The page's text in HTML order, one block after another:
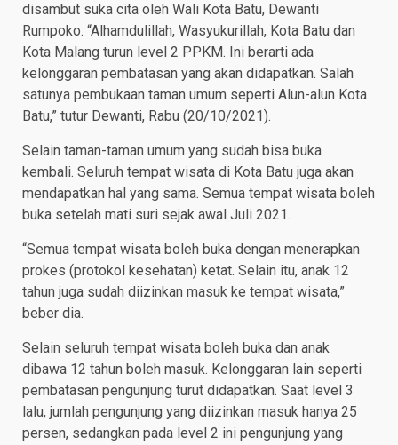
disambut suka cita oleh Wali Kota Batu, Dewanti
Rumpoko. “Alhamdulillah, Wasyukurillah, Kota Batu dan
Kota Malang turun level 2 PPKM. Ini berarti ada
kelonggaran pembatasan yang akan didapatkan. Salah
satunya pembukaan taman umum seperti Alun-alun Kota
Batu,” tutur Dewanti, Rabu (20/10/2021).
Selain taman-taman umum yang sudah bisa buka
kembali. Seluruh tempat wisata di Kota Batu juga akan
mendapatkan hal yang sama. Semua tempat wisata boleh
buka setelah mati suri sejak awal Juli 2021.
“Semua tempat wisata boleh buka dengan menerapkan
prokes (protokol kesehatan) ketat. Selain itu, anak 12
tahun juga sudah diizinkan masuk ke tempat wisata,”
beber dia.
Selain seluruh tempat wisata boleh buka dan anak
dibawa 12 tahun boleh masuk. Kelonggaran lain seperti
pembatasan pengunjung turut didapatkan. Saat level 3
lalu, jumlah pengunjung yang diizinkan masuk hanya 25
persen, sedangkan pada level 2 ini pengunjung yang